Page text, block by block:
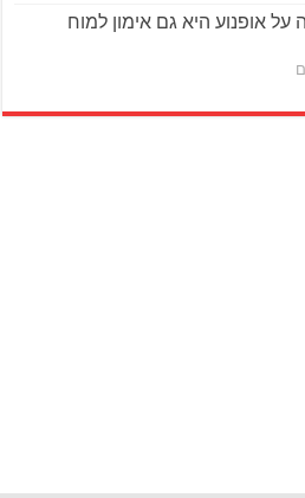
על אופנוע היא גם אימון למוח